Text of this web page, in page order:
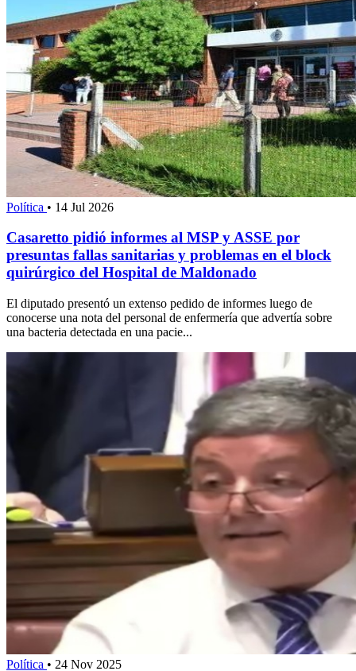
Política • 14 Jul 2026
Casaretto pidió informes al MSP y ASSE por
presuntas fallas sanitarias y problemas en el block
quirúrgico del Hospital de Maldonado
El diputado presentó un extenso pedido de informes luego de
conocerse una nota del personal de enfermería que advertía sobre
una bacteria detectada en una pacie...
Política • 24 Nov 2025